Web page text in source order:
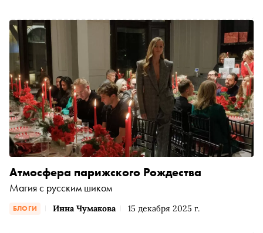
БЛОГИ Инна Чумакова 15 декабря 2025 г.
Атмосфера парижского Рождества
Магия с русским шиком